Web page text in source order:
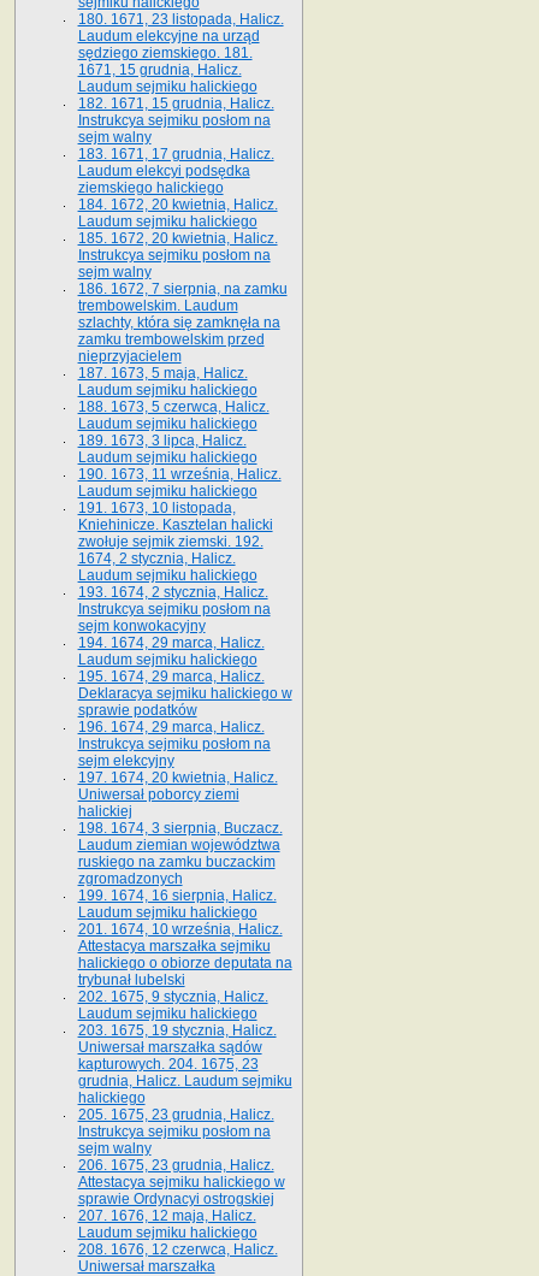
180. 1671, 23 listopada, Halicz.
Laudum elekcyjne na urząd
sędziego ziemskiego. 181.
1671, 15 grudnia, Halicz.
Laudum sejmiku halickiego
182. 1671, 15 grudnia, Halicz.
Instrukcya sejmiku posłom na
sejm walny
183. 1671, 17 grudnia, Halicz.
Laudum elekcyi podsędka
ziemskiego halickiego
184. 1672, 20 kwietnia, Halicz.
Laudum sejmiku halickiego
185. 1672, 20 kwietnia, Halicz.
Instrukcya sejmiku posłom na
sejm walny
186. 1672, 7 sierpnia, na zamku
trembowelskim. Laudum
szlachty, która się zamknęła na
zamku trembowelskim przed
nieprzyjacielem
187. 1673, 5 maja, Halicz.
Laudum sejmiku halickiego
188. 1673, 5 czerwca, Halicz.
Laudum sejmiku halickiego
189. 1673, 3 lipca, Halicz.
Laudum sejmiku halickiego
190. 1673, 11 września, Halicz.
Laudum sejmiku halickiego
191. 1673, 10 listopada,
Kniehinicze. Kasztelan halicki
zwołuje sejmik ziemski. 192.
1674, 2 stycznia, Halicz.
Laudum sejmiku halickiego
193. 1674, 2 stycznia, Halicz.
Instrukcya sejmiku posłom na
sejm konwokacyjny
194. 1674, 29 marca, Halicz.
Laudum sejmiku halickiego
195. 1674, 29 marca, Halicz.
Deklaracya sejmiku halickiego w
sprawie podatków
196. 1674, 29 marca, Halicz.
Instrukcya sejmiku posłom na
sejm elekcyjny
197. 1674, 20 kwietnia, Halicz.
Uniwersał poborcy ziemi
halickiej
198. 1674, 3 sierpnia, Buczacz.
Laudum ziemian województwa
ruskiego na zamku buczackim
zgromadzonych
199. 1674, 16 sierpnia, Halicz.
Laudum sejmiku halickiego
201. 1674, 10 września, Halicz.
Attestacya marszałka sejmiku
halickiego o obiorze deputata na
trybunał lubelski
202. 1675, 9 stycznia, Halicz.
Laudum sejmiku halickiego
203. 1675, 19 stycznia, Halicz.
Uniwersał marszałka sądów
kapturowych. 204. 1675, 23
grudnia, Halicz. Laudum sejmiku
halickiego
205. 1675, 23 grudnia, Halicz.
Instrukcya sejmiku posłom na
sejm walny
206. 1675, 23 grudnia, Halicz.
Attestacya sejmiku halickiego w
sprawie Ordynacyi ostrogskiej
207. 1676, 12 maja, Halicz.
Laudum sejmiku halickiego
208. 1676, 12 czerwca, Halicz.
Uniwersał marszałka